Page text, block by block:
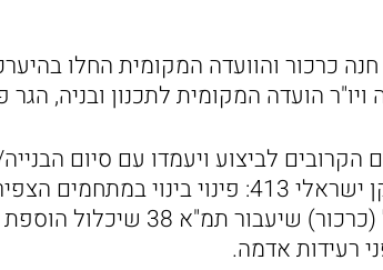
כרכור והוועדה המקומית החלו
הועדה המקומית לתכנון ובניה, הגר
לביצוע ויעמדו עם סיום
עמידות מבנים ברעידות אדמה, תקן ישראלי 413:
למרחב (פרדס חנה) ומתחם הראל (כרכור)
רעידות אדמה.